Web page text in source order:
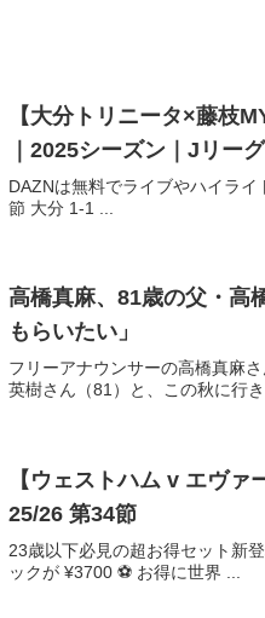
【大分トリニータ×藤枝
｜2025シーズン｜Jリーグ
DAZNは無料でライブやハイラ
節 大分 1-1 ...
高橋真麻、81歳の父・
もらいたい」
フリーアナウンサーの高橋真麻
英樹さん（81）と、この秋に行
【ウェストハム v エヴ
25/26 第34節
23歳以下必見の超お得セット新
ックが ¥3700 ⚽️ お得に世界 ...